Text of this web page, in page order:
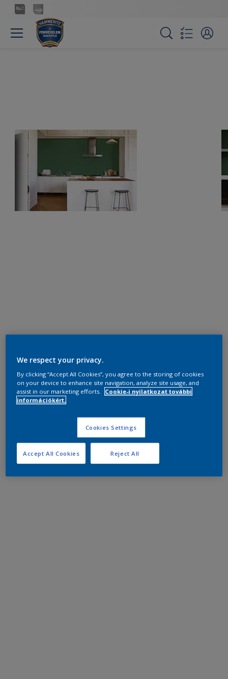
We respect your privacy.
By clicking “Accept All Cookies”, you agree to the storing of cookies
on your device to enhance site navigation, analyze site usage, and
assist in our marketing efforts.
Cookie-i nyilatkozat további
információkért.
Cookies Settings
Reject All
Accept All Cookies